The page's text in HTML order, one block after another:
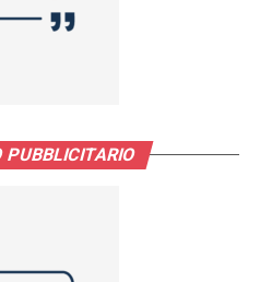
PUBBLICITARIO